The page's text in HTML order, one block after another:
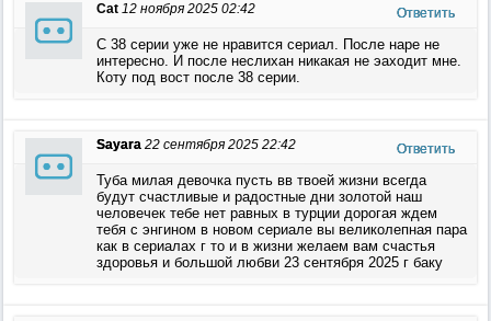
Cat 12 ноября 2025 02:42 Ответить
С 38 серии уже не нравится сериал. После наре не
интересно. И после неслихан никакая не эаходит мне.
Коту под вост после 38 серии.
Sayara 22 сентября 2025 22:42 Ответить
Туба милая девочка пусть вв твоей жизни всегда
будут счастливые и радостные дни золотой наш
человечек тебе нет равных в турции дорогая ждем
тебя с энгином в новом сериале вы великолепная пара
как в сериалах г то и в жизни желаем вам счастья
здоровья и большой любви 23 сентября 2025 г баку